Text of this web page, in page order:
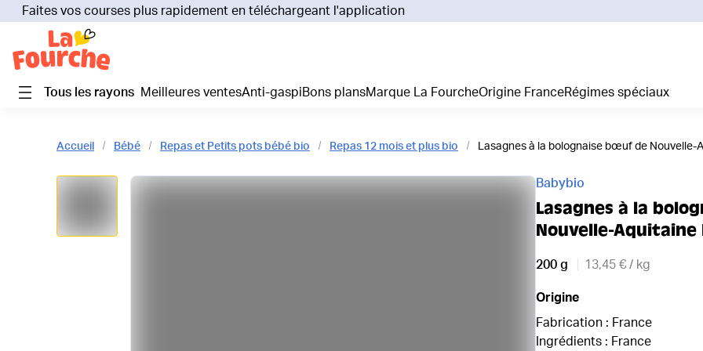
Faites vos courses plus rapidement en téléchargeant l'application
Nos
Je
Tous les rayons Meilleures ventes Anti-gaspi Bons plans Marque La Fourche Origine France Régimes spéciaux
Accueil Bébé Repas et Petits pots bébé bio Repas 12 mois et plus bio Lasagnes à la bolognaise bœuf de Nouvelle-
Babybio
Lasagnes à la
Nouvelle-Aquitaine
200 g 13,45 € / kg
Origine
Fabrication : France
Ingrédients : France